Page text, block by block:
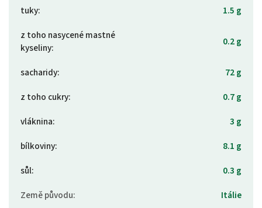
tuky:
1.5 g
z toho nasycené mastné
kyseliny: 0.2 g
sacharidy:
72 g
z toho cukry:
0.7 g
vláknina:
3 g
bílkoviny:
8.1 g
sůl:
0.3 g
Země původu: Itálie